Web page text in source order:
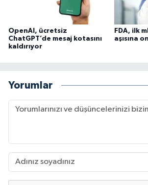
OpenAI, ücretsiz
ChatGPT’de mesaj kotasını
kaldırıyor
FDA, ilk
aşısına
Yorumlar